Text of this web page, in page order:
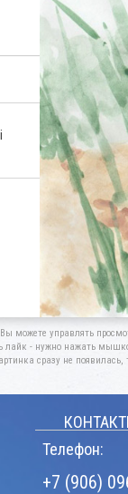
можете управлять
лайк - нужно нажать
сразу не появилась,
Телефон:
+7 (906)